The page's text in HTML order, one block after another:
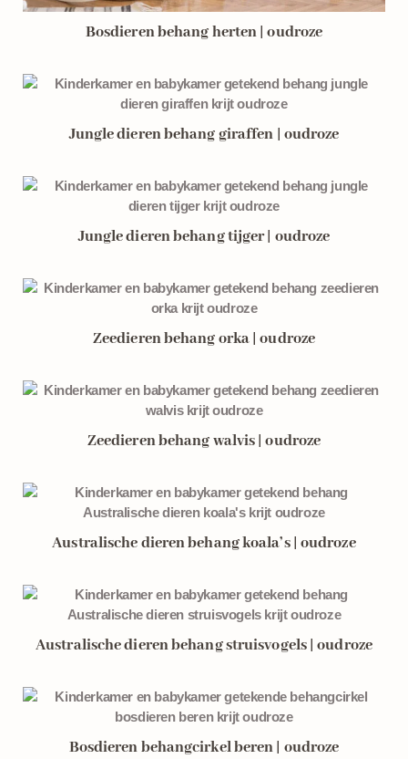
Bosdieren behang herten | oudroze
Jungle dieren behang giraffen | oudroze
Jungle dieren behang tijger | oudroze
Zeedieren behang orka | oudroze
Zeedieren behang walvis | oudroze
Australische dieren behang koala’s | oudroze
Australische dieren behang struisvogels | oudroze
Bosdieren behangcirkel beren | oudroze